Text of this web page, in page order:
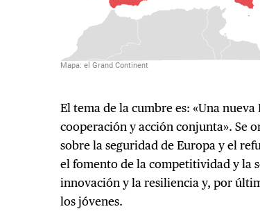
El tema de la cumbre es: «Una
cooperación y acción conjunta». Se
sobre la seguridad de Europa y el
el fomento de la competitividad y la
innovación y la resiliencia y, por
los jóvenes.